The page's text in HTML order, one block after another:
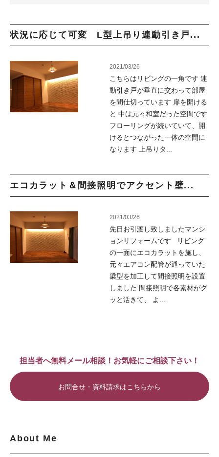
状況に応じて可変 L型上吊り連動引き戸...
2021/03/26
こちらはリビングの一角です 連
動引き戸が垂直に交わって部屋
を間仕切っています 扉を開ける
と 中は元々和室だった空間です
フローリングが続いていて、開
けるとつながった一体の空間に
なります 上吊りタ...
エコカラット＆間接照明でアクセント壁...
2021/03/26
先日お引渡し致しましたマンシ
ョンリフォームです リビング
の一面にエコカラットを施し、
元々エアコン配管が通っていた
梁型を加工して間接照明を設置
しました 間接照明で各素材がグ
ッと活きて、 よ...
担当者へ無料メール相談！お気軽にご相談下さい！
お問合せ・資料請求はこちらから
About Me